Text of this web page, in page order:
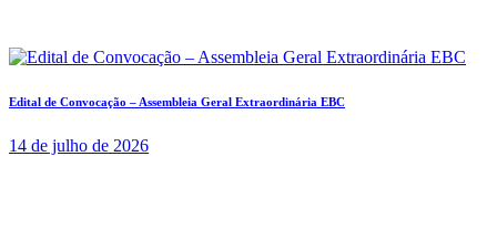
Edital de Convocação – Assembleia Geral Extraordinária EBC
14 de julho de 2026